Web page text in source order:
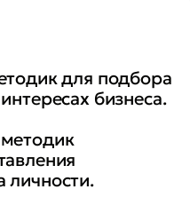
для подбора
бизнеса.
личности.